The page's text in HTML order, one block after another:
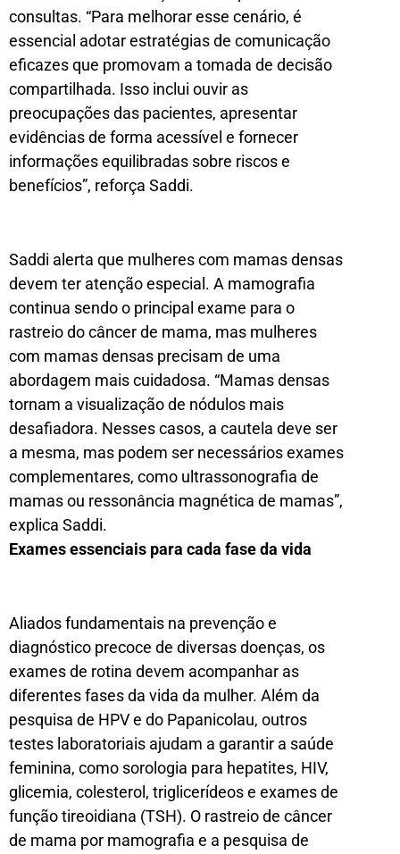
consultas. “Para melhorar esse cenário, é
essencial adotar estratégias de comunicação
eficazes que promovam a tomada de decisão
compartilhada. Isso inclui ouvir as
preocupações das pacientes, apresentar
evidências de forma acessível e fornecer
informações equilibradas sobre riscos e
benefícios”, reforça Saddi.
Saddi alerta que mulheres com mamas densas
devem ter atenção especial. A mamografia
continua sendo o principal exame para o
rastreio do câncer de mama, mas mulheres
com mamas densas precisam de uma
abordagem mais cuidadosa. “Mamas densas
tornam a visualização de nódulos mais
desafiadora. Nesses casos, a cautela deve ser
a mesma, mas podem ser necessários exames
complementares, como ultrassonografia de
mamas ou ressonância magnética de mamas”,
explica Saddi.
Exames essenciais para cada fase da vida
Aliados fundamentais na prevenção e
diagnóstico precoce de diversas doenças, os
exames de rotina devem acompanhar as
diferentes fases da vida da mulher. Além da
pesquisa de HPV e do Papanicolau, outros
testes laboratoriais ajudam a garantir a saúde
feminina, como sorologia para hepatites, HIV,
glicemia, colesterol, triglicerídeos e exames de
função tireoidiana (TSH). O rastreio de câncer
de mama por mamografia e a pesquisa de